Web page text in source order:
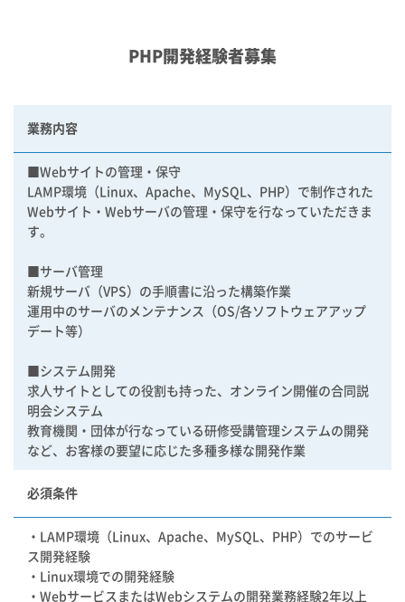
PHP開発経験者募集
業務内容
■Webサイトの管理・保守
LAMP環境（Linux、Apache、MySQL、PHP）で制作された
Webサイト・Webサーバの管理・保守を行なっていただきま
す。
■サーバ管理
新規サーバ（VPS）の手順書に沿った構築作業
運用中のサーバのメンテナンス（OS/各ソフトウェアアップ
デート等）
■システム開発
求人サイトとしての役割も持った、オンライン開催の合同説
明会システム
教育機関・団体が行なっている研修受講管理システムの開発
など、お客様の要望に応じた多種多様な開発作業
必須条件
・LAMP環境（Linux、Apache、MySQL、PHP）でのサービ
ス開発経験
・Linux環境での開発経験
・WebサービスまたはWebシステムの開発業務経験2年以上